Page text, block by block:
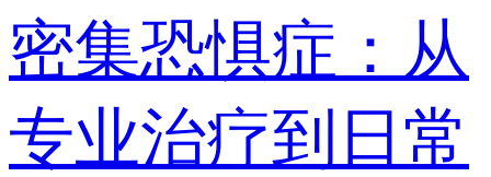
密集恐惧症：从
专业治疗到日常